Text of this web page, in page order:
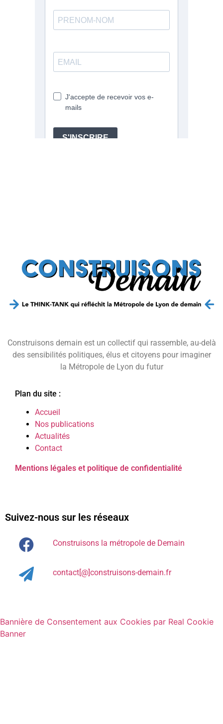
Construisons demain est un collectif qui rassemble, au-delà
des sensibilités politiques, élus et citoyens pour imaginer
la Métropole de Lyon du futur
Plan du site :
Accueil
Nos publications
Actualités
Contact
Mentions légales et politique de confidentialité
Suivez-nous sur les réseaux
Construisons la métropole de Demain
contact[@]construisons-demain.fr
Bannière de Consentement aux Cookies par Real Cookie
Banner